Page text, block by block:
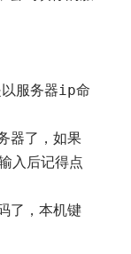
服务器ip命
器了，如果
入后记得点
了，本机键